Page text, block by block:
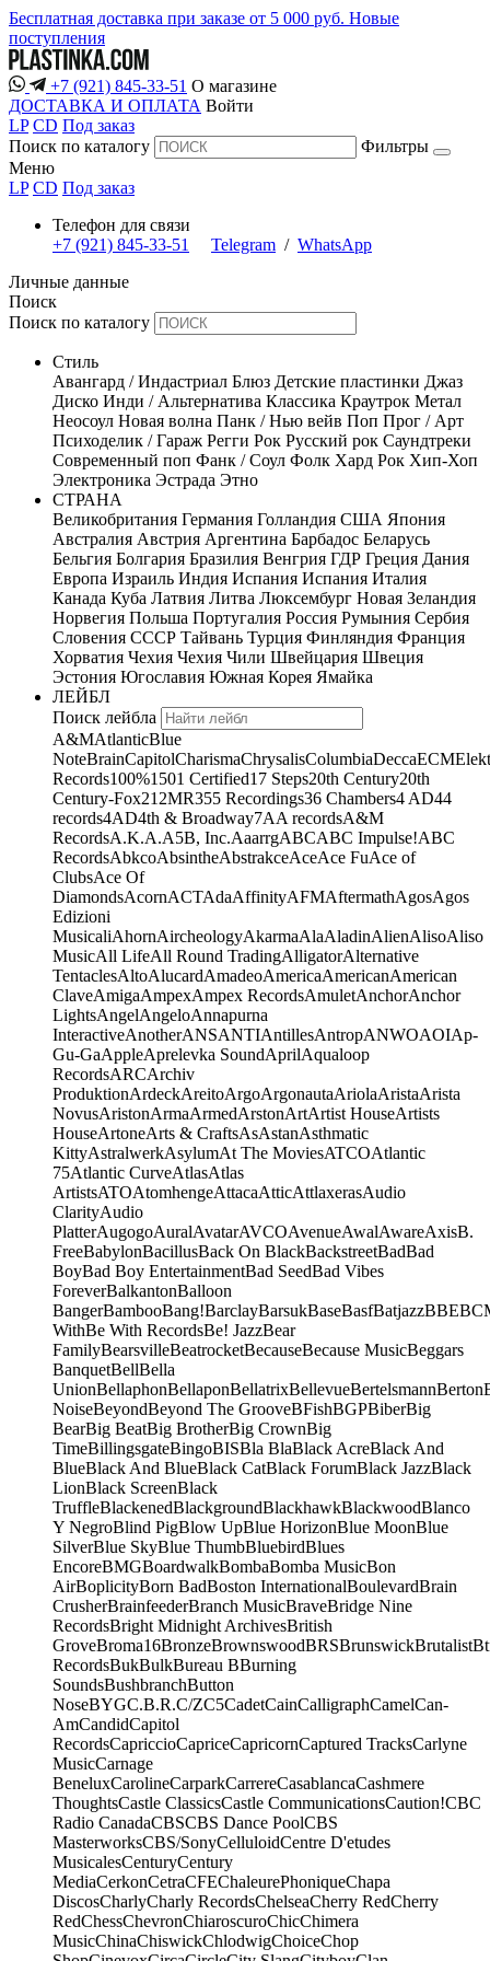
Бесплатная доставка при заказе от 5 000 руб. Новые
поступления
+7 (921) 845-33-51 О магазине
ДОСТАВКА И ОПЛАТА Войти
LP CD Под заказ
Поиск по каталогу
Фильтры
Меню
LP CD Под заказ
Телефон для связи
+7 (921) 845-33-51
Telegram / WhatsApp
Личные данные
Поиск
Поиск по каталогу
Стиль
Авангард / Индастриал Блюз Детские пластинки Джаз
Диско Инди / Альтернатива Классика Краутрок Метал
Неосоул Новая волна Панк / Нью вейв Поп Прог / Арт
Психоделик / Гараж Регги Рок Русский рок Саундтреки
Современный поп Фанк / Соул Фолк Хард Рок Хип-Хоп
Электроника Эстрада Этно
СТРАНА
Великобритания Германия Голландия США Япония
Австралия Австрия Аргентина Барбадос Беларусь
Бельгия Болгария Бразилия Венгрия ГДР Греция Дания
Европа Израиль Индия Испания Испания Италия
Канада Куба Латвия Литва Люксембург Новая Зеландия
Норвегия Польша Португалия Россия Румыния Сербия
Словения СССР Тайвань Турция Финляндия Франция
Хорватия Чехия Чехия Чили Швейцария Швеция
Эстония Югославия Южная Корея Ямайка
ЛЕЙБЛ
Поиск лейбла
A&MAtlanticBlue
NoteBrainCapitolCharismaChrysalisColumbiaDeccaECM
Records100%1501 Certified17 Steps20th Century20th
Century-Fox21 2MR355 Recordings36 Chambers4 AD44
records4AD4th & Broadway7AA recordsA&M
RecordsA.K.A.A5B, Inc.AaarrgABCABC Impulse!ABC
RecordsAbkcoAbsintheAbstrakceAceAce FuAce of
ClubsAce Of
DiamondsAcornACTAdaAffinityAFMAftermathAgosAgos
Edizioni
MusicaliAhornAircheologyAkarmaAlaAladinAlienAlisoAliso
MusicAll LifeAll Round TradingAlligatorAlternative
TentaclesAltoAlucardAmadeoAmericaAmericanAmerican
ClaveAmigaAmpexAmpex RecordsAmuletAnchorAnchor
LightsAngelAngeloAnnapurna
InteractiveAnotherANSANTIAntillesAntropANWOAOIAp-
Gu-GaAppleAprelevka SoundAprilAqualoop
RecordsARCArchiv
ProduktionArdeckAreitoArgoArgonautaAriolaAristaArista
NovusAristonArmaArmedArstonArtArtist HouseArtists
HouseArtoneArts & CraftsAsAstanAsthmatic
KittyAstralwerkAsylumAt The MoviesATCOAtlantic
75Atlantic CurveAtlasAtlas
ArtistsATOAtomhengeAttacaAtticAttlaxerasAudio
ClarityAudio
PlatterAugogoAuralAvatarAVCOAvenueAwalAwareAxisB.
FreeBabylonBacillusBack On BlackBackstreetBadBad
BoyBad Boy EntertainmentBad SeedBad Vibes
ForeverBalkantonBalloon
BangerBambooBang!BarclayBarsukBaseBasfBatjazzBBE
WithBe With RecordsBe! JazzBear
FamilyBearsvilleBeatrocketBecauseBecause MusicBeggars
BanquetBellBella
UnionBellaphonBellaponBellatrixBellevueBertelsmannBerton
NoiseBeyondBeyond The GrooveBFishBGPBiberBig
BearBig BeatBig BrotherBig CrownBig
TimeBillingsgateBingoBISBla BlaBlack AcreBlack And
BlueBlack And BlueBlack CatBlack ForumBlack JazzBlack
LionBlack ScreenBlack
TruffleBlackenedBlackgroundBlackhawkBlackwoodBlanco
Y NegroBlind PigBlow UpBlue HorizonBlue MoonBlue
SilverBlue SkyBlue ThumbBluebirdBlues
EncoreBMGBoardwalkBombaBomba MusicBon
AirBoplicityBorn BadBoston InternationalBoulevardBrain
CrusherBrainfeederBranch MusicBraveBridge Nine
RecordsBright Midnight ArchivesBritish
GroveBroma16BronzeBrownswoodBRSBrunswickBrutalist
RecordsBukBulkBureau BBurning
SoundsBushbranchButton
NoseBYGC.B.R.C/ZC5CadetCainCalligraphCamelCan-
AmCandidCapitol
RecordsCapriccioCapriceCapricornCaptured TracksCarlyne
MusicCarnage
BeneluxCarolineCarparkCarrereCasablancaCashmere
ThoughtsCastle ClassicsCastle CommunicationsCaution!CBC
Radio CanadaCBSCBS Dance PoolCBS
MasterworksCBS/SonyCelluloidCentre D'etudes
MusicalesCenturyCentury
MediaCerkonCetraCFEChaleurePhoniqueChapa
DiscosCharlyCharly RecordsChelseaCherry RedCherry
RedChessChevronChiaroscuroChicChimera
MusicChinaChiswickChlodwigChoiceChop